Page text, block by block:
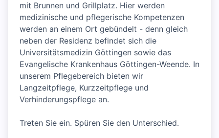
mit Brunnen und Grillplatz. Hier werden
medizinische und pflegerische Kompetenzen
werden an einem Ort gebündelt - denn gleich
neben der Residenz befindet sich die
Universitätsmedizin Göttingen sowie das
Evangelische Krankenhaus Göttingen-Weende. In
unserem Pflegebereich bieten wir
Langzeitpflege, Kurzzeitpflege und
Verhinderungspflege an.
Treten Sie ein. Spüren Sie den Unterschied.